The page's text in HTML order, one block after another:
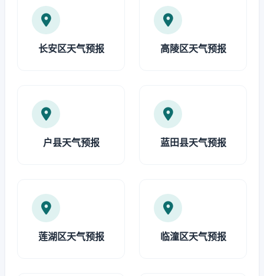
长安区天气预报 高陵区天气预报
户县天气预报 蓝田县天气预报
莲湖区天气预报 临潼区天气预报